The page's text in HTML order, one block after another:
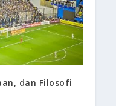
dan Filosofi